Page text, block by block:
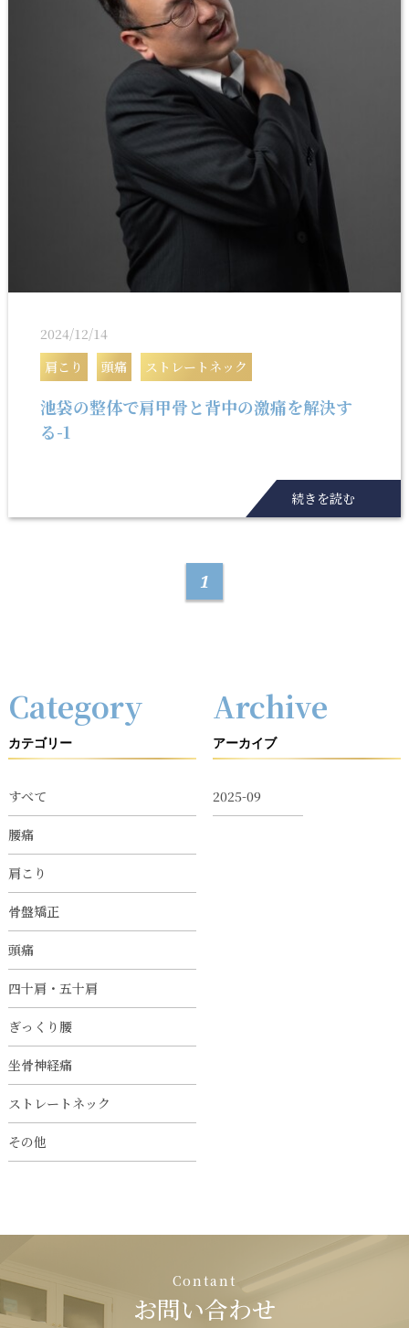
2024/12/14
肩こり
頭痛 ストレートネック
池袋の整体で肩甲骨と背中の激痛を解決す
る-1
続きを読む
1
Category
カテゴリー
すべて
腰痛
肩こり
骨盤矯正
頭痛
四十肩・五十肩
ぎっくり腰
坐骨神経痛
ストレートネック
その他
Archive
アーカイブ
2025-09
Contant
お問い合わせ